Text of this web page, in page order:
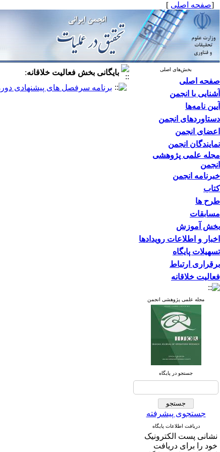
[صفحه اصلی ]
بخش‌های اصلی
صفحه اصلی
آشنایی با انجمن
آیین نامه‌ها
دستاوردهای انجمن
اعضای انجمن
نمایندگان انجمن
مجله علمی پژوهشی
انجمن
خبرنامه انجمن
کتاب
طرح ها
مسابقات
بخش آموزش
اخبار و اطلاعات رویدادها
تسهیلات پایگاه
برقراری ارتباط
فعالیت خلاقانه
مجله علمی پژوهشی انجمن
جستجو در پایگاه
جستجوی پیشرفته
دریافت اطلاعات پایگاه
نشانی پست الکترونیک
خود را برای دریافت
بایگانی بخش فعالیت خلاقانه:
برنامه سرفصل های پیشنهادی